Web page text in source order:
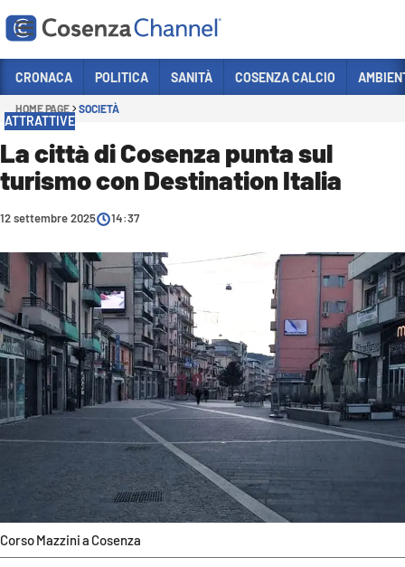
Sezioni
CRONACA
POLITICA
ITALIA MONDO
SANITÀ
SPORT
CULTURA
AMBIENTE
LAC TV
LAC NETWORK
LAC ONAIR
CRONACA POLITICA SANITÀ COSENZA CALCIO
HOME PAGE SOCIETÀ
ATTRATTIVE
La città di Cosenza punta sul
turismo con Destination Italia
Corso Mazzini a Cosenza
12 settembre 2025 14:37